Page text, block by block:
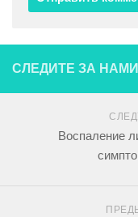
СЛЕДИТЕ ЗА
Воспаление